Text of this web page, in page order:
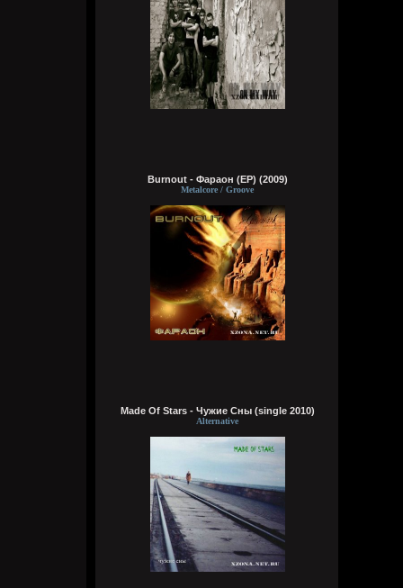
ну пародия на типа батл типа шока и
типа Мирона. абба знает толк в этих
делах. панки просто бомбы
Кукуня
6 августа 2026
Цитата: Wirtuozik
ещё и вместо мозга вставили мощный
ты хотел сказать в место, где должен
Wirtuozik
6 августа 2026
Я - робот
А если бы мне ещё и вместо мозга
вставили мощный компьют, то ч бы еще и
мозг что-то типа ии из гугла ловил с
ответами на любые поставленные мной
вопросы
Wirtuozik
6 августа 2026
А я чужой земля смотрю. Хочу чтобы мой
разум тоже жил в теле робота. Похер на
эмоции, чувства, на их отсутствие, на то
Burnout - Фараон (EP) (2009)
Metalcore / Groove
Made Of Stars - Чужие Сны (single 2010)
Alternative